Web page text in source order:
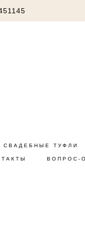
СВАДЕБНЫЕ ТУФЛИ
ВОПРОС-